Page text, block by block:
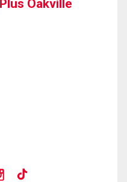
Oakville